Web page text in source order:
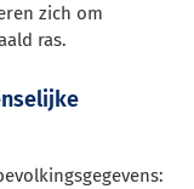
zich om
ras.